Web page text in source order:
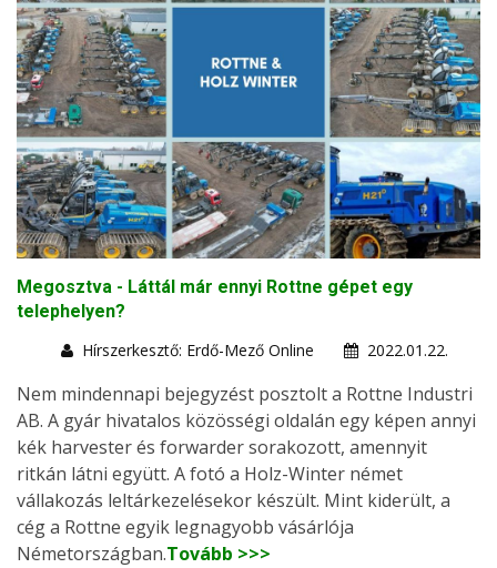
Megosztva - Láttál már ennyi Rottne gépet egy
telephelyen?
Hírszerkesztő: Erdő-Mező Online
2022.01.22.
Nem mindennapi bejegyzést posztolt a Rottne Industri
AB. A gyár hivatalos közösségi oldalán egy képen annyi
kék harvester és forwarder sorakozott, amennyit
ritkán látni együtt. A fotó a Holz-Winter német
vállakozás leltárkezelésekor készült. Mint kiderült, a
cég a Rottne egyik legnagyobb vásárlója
Németországban.Tovább >>>